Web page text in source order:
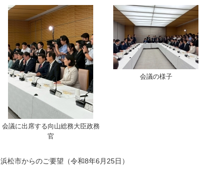
会議に出席する向山総務大臣政務
官
会議の様子
浜松市からのご要望（令和8年6月25日）